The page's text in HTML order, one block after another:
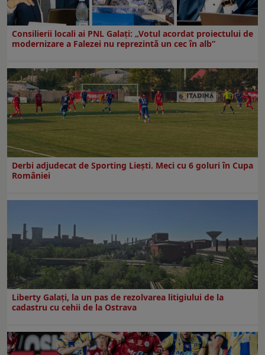
Consilierii locali ai PNL Galaţi: „Votul acordat proiectului de
modernizare a Falezei nu reprezintă un cec în alb”
Derbi adjudecat de Sporting Liești. Meci cu 6 goluri în Cupa
României
Liberty Galați, la un pas de rezolvarea litigiului de la
cadastru cu cehii de la Ostrava